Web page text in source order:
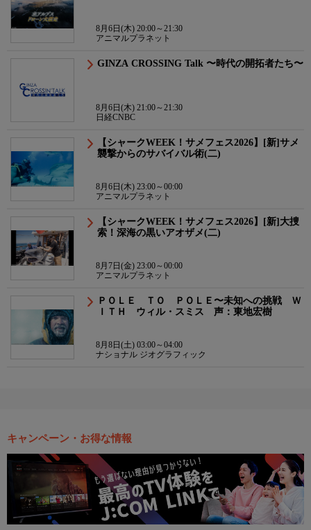
8月6日(木) 20:00～21:30
アニマルプラネット
GINZA CROSSING Talk 〜時代の開拓者たち〜
8月6日(木) 21:00～21:30
日経CNBC
【シャークWEEK！サメフェス2026】[新]サメ
襲撃からのサバイバル術(二)
8月6日(木) 23:00～00:00
アニマルプラネット
【シャークWEEK！サメフェス2026】[新]大捜
索！深海の黒いアオザメ(二)
8月7日(金) 23:00～00:00
アニマルプラネット
ＰＯＬＥ ＴＯ ＰＯＬＥ〜未知への挑戦 Ｗ
ＩＴＨ ウィル・スミス 声：東地宏樹
8月8日(土) 03:00～04:00
ナショナル ジオグラフィック
キャンペーン・お得な情報